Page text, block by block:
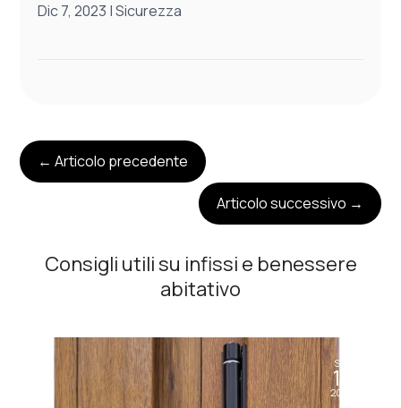
Dic 7, 2023 |Sicurezza
←Articolo precedente
Articolo successivo →
Consigli utili su infissi e benessere
abitativo
Set
11
2024